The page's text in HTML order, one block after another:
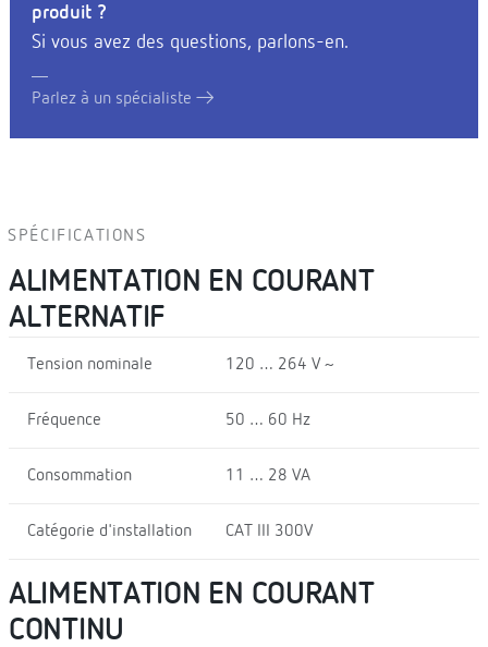
produit ?
Si vous avez des questions, parlons-en.
Parlez à un spécialiste
SPÉCIFICATIONS
ALIMENTATION EN COURANT
ALTERNATIF
Tension nominale 120 … 264 V ~
Fréquence 50 … 60 Hz
Consommation 11 … 28 VA
Catégorie d'installation CAT III 300V
ALIMENTATION EN COURANT
CONTINU